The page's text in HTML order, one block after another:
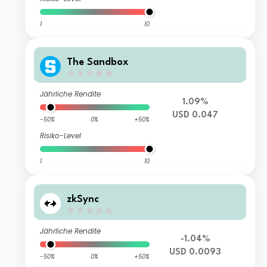
1 10
The Sandbox
Jährliche Rendite
-50% 0% +50%
Risiko-Level
1 10
1.09%
USD 0.047
zkSync
Jährliche Rendite
-50% 0% +50%
-1.04%
USD 0.0093